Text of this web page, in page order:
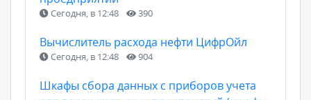
Сегодня, в 12:48 390
Вычислитель расхода нефти ЦифрОйл
Сегодня, в 12:48 904
Шкафы сбора данных с приборов учета